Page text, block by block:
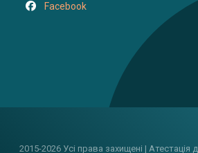
Facebook
2015-2026 Усі права захищені | Атестація